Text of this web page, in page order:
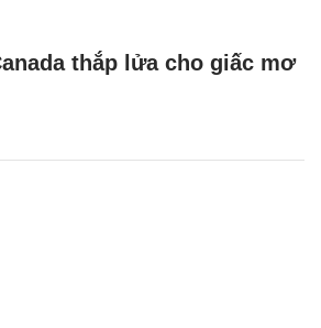
thắp lửa cho giấc mơ